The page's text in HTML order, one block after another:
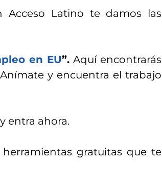
Latino te damos las
en EU”.Aquí encontrarás
y encuentra el trabajo
entra ahora.
herramientas gratuitas que te